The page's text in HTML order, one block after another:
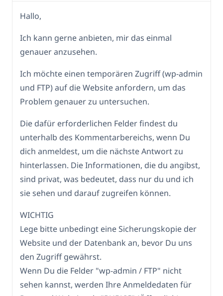
Hallo,
Ich kann gerne anbieten, mir das einmal
genauer anzusehen.
Ich möchte einen temporären Zugriff (wp-admin
und FTP) auf die Website anfordern, um das
Problem genauer zu untersuchen.
Die dafür erforderlichen Felder findest du
unterhalb des Kommentarbereichs, wenn Du
dich anmeldest, um die nächste Antwort zu
hinterlassen. Die Informationen, die du angibst,
sind privat, was bedeutet, dass nur du und ich
sie sehen und darauf zugreifen können.
WICHTIG
Lege bitte unbedingt eine Sicherungskopie der
Website und der Datenbank an, bevor Du uns
den Zugriff gewährst.
Wenn Du die Felder "wp-admin / FTP" nicht
sehen kannst, werden Ihre Anmeldedaten für